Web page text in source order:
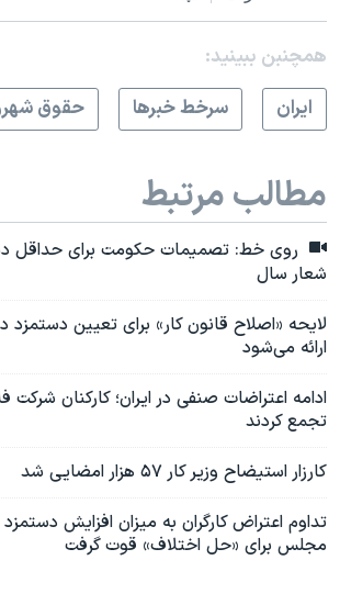
همچنبن ببینید:
ايران
سرخط خبرها حقوق
مطالب مرتبط
روی خط: تصمیمات حکومت برای حداقل
شعار سال
لایحه «اصلاح قانون کار» برای تعیین
ارائه می‌شود
ادامه اعتراضات صنفی در ایران؛ کارکنان شرکت
تجمع کردند
کارزار استیضاح وزیر کار ۵۷ هزار امضایی شد
تداوم اعتراض کارگران به میزان افزایش
مجلس برای «حل اختلاف» قوت گرفت